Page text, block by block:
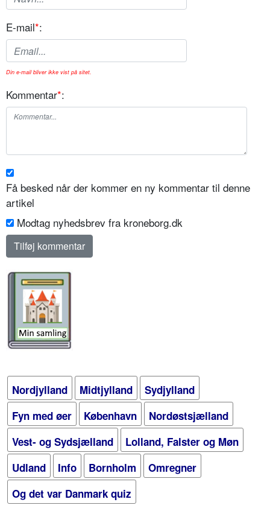
E-mail*:
Din e-mail bliver ikke vist på sitet.
Kommentar*:
Få besked når der kommer en ny kommentar til denne
artikel
Modtag nyhedsbrev fra kroneborg.dk
Nordjylland Midtjylland
Sydjylland
Fyn med øer
København
Nordøstsjælland
Vest- og Sydsjælland
Lolland, Falster og Møn
Udland
Info Bornholm
Omregner
Og det var Danmark quiz